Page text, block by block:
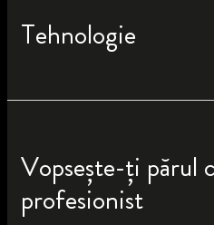
Tehnologie
Vopsește-ți părul
profesionist